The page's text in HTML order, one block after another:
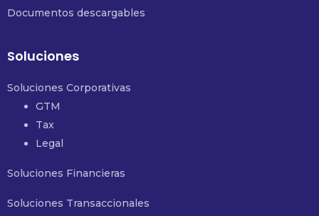
Documentos descargables
Soluciones
Soluciones Corporativas
GTM
Tax
Legal
Soluciones Financieras
Soluciones Transaccionales